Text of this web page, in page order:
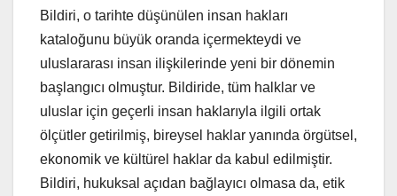
Bildiri, o tarihte düşünülen insan hakları
kataloğunu büyük oranda içermekteydi ve
uluslararası insan ilişkilerinde yeni bir dönemin
başlangıcı olmuştur. Bildiride, tüm halklar ve
uluslar için geçerli insan haklarıyla ilgili ortak
ölçütler getirilmiş, bireysel haklar yanında örgütsel,
ekonomik ve kültürel haklar da kabul edilmiştir.
Bildiri, hukuksal açıdan bağlayıcı olmasa da, etik